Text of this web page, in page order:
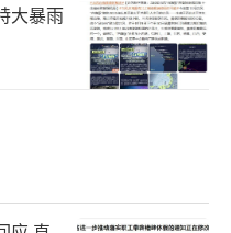
大暴雨